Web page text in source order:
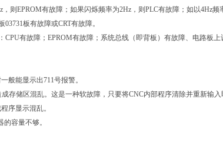
则EPROM有故障；如果闪烁频率为2Hz，则PLC有故障；如以4Hz频
板有故障或CRT有故障。
有故障；EPROM有故障；系统总线（即背板）有故障、电路板
般能显示出711号报警。
存储区混乱。这是一种软故障，只要将CNC内部程序清除并重新输入
序显示混乱。
的容量不够。